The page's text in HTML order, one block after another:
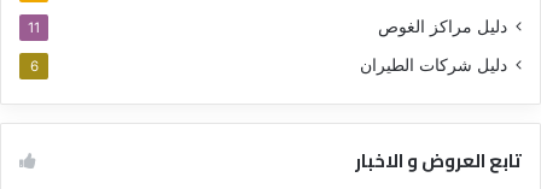
دليل مراكز الغوص 11
دليل شركات الطيران 6
تابع العروض و الاخبار